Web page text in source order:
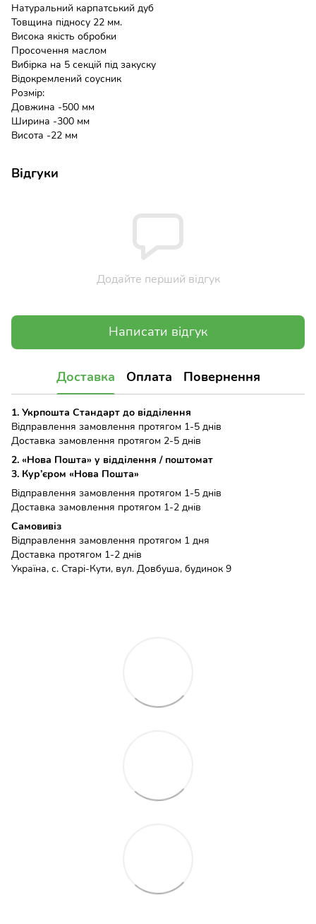
Натуральний карпатський дуб
Товщина підносу 22 мм.
Висока якість обробки
Просочення маслом
Вибірка на 5 секцій під закуску
Відокремлений соусник
Розмір:
Довжина -500 мм
Ширина -300 мм
Висота -22 мм
Відгуки
Додайте перший відгук
Написати відгук
Доставка Оплата Повернення
1. Укрпошта Стандарт до відділення
Відправлення замовлення протягом 1-5 днів
Доставка замовлення протягом 2-5 днів
2. «Нова Пошта» у відділення / поштомат
3. Кур’єром «Нова Пошта»
Відправлення замовлення протягом 1-5 днів
Доставка замовлення протягом 1-2 днів
Самовивіз
Відправлення замовлення протягом 1 дня
Доставка протягом 1-2 днів
Україна, с. Старі-Кути, вул. Довбуша, будинок 9